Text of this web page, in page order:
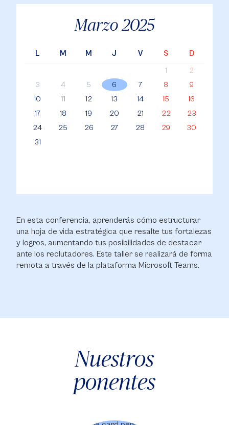
En esta conferencia, aprenderás cómo estructurar
una hoja de vida estratégica que resalte tus fortalezas
y logros, aumentando tus posibilidades de destacar
ante los reclutadores. Este taller se realizará de forma
remota a través de la plataforma Microsoft Teams.
Marzo 2025
L M M J V S
D
1
2
3
4 5 6 7 8
9
10
11 12 13 14 15
16
17
18 19 20 21 22
23
24
25 26 27 28 29
30
31
Nuestros
ponentes